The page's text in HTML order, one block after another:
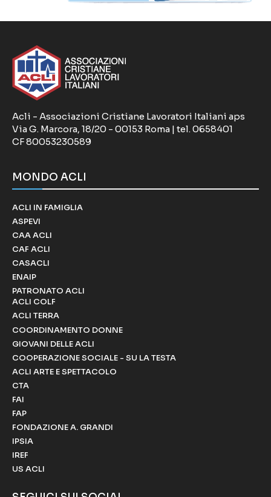
Acli - Associazioni Cristiane Lavoratori Italiani aps
Via G. Marcora, 18/20 - 00153 Roma | tel. 0658401
CF 80053230589
MONDO ACLI
ACLI IN FAMIGLIA
ASPEVI
CAA ACLI
CAF ACLI
CASACLI
ENAIP
PATRONATO ACLI
ACLI COLF
ACLI TERRA
COORDINAMENTO DONNE
GIOVANI DELLE ACLI
COOPERAZIONE SOCIALE - SU LA TESTA
ACLI ARTE E SPETTACOLO
CTA
FAI
FAP
FONDAZIONE A. GRANDI
IPSIA
IREF
US ACLI